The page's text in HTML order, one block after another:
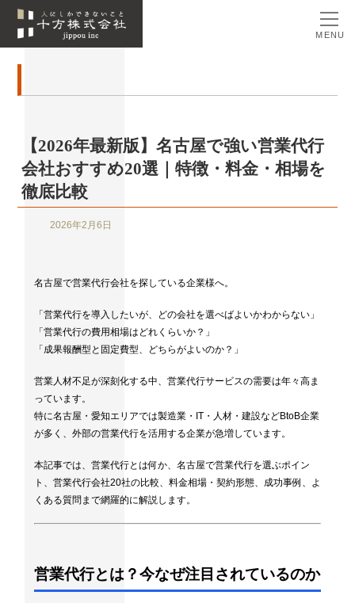
MENU
【2026年最新版】名古屋で強い営業代行
会社おすすめ20選｜特徴・料金・相場を
徹底比較
2026年2月6日
名古屋で営業代行会社を探している企業様へ。
「営業代行を導入したいが、どの会社を選べばよいかわからない」
「営業代行の費用相場はどれくらいか？」
「成果報酬型と固定費型、どちらがよいのか？」
営業人材不足が深刻化する中、営業代行サービスの需要は年々高ま
っています。
特に名古屋・愛知エリアでは製造業・IT・人材・建設などBtoB企業
が多く、外部の営業代行を活用する企業が急増しています。
本記事では、営業代行とは何か、名古屋で営業代行を選ぶポイン
ト、営業代行会社20社の比較、料金相場・契約形態、成功事例、よ
くある質問まで網羅的に解説します。
営業代行とは？今なぜ注目されているのか